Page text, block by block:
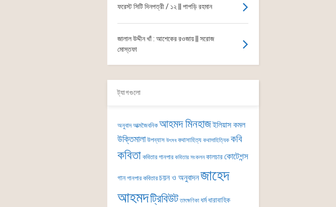
ফরেস্ট সিটি দিনপত্রী / ১২ || পাপড়ি রহমান
জালাল উদ্দীন খাঁ : আশেকের রওজায় || সরোজ
মোস্তফা
ট্যাগগুলো
অনুবাদ আত্মজৈবনিক আহমদ মিনহাজইলিয়াস কমল
উক্তিমালা উপন্যাস উৎসব কথাসাহিত্য কথাসাহিত্যিক কবি
কবিতা কবিতার গানপার কবিতার সংকলন কালচারকোটেশন্স
গান গানপার কবিতার চয়ন ও অনুবাদনজাহেদ
আহমদট্রিবিউট তাৎক্ষণিকা ধর্ম ধারাবাহিক